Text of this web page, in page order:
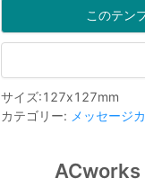
このテン
サイズ:127x127mm
カテゴリー: メッセージ
ACworks